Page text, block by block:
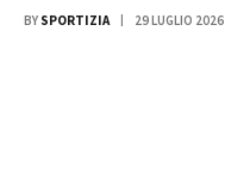
BY SPORTIZIA 29 LUGLIO 2026